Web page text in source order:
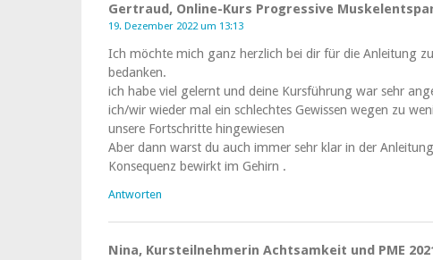
Gertraud, Online-Kurs Progressive
19. Dezember 2022 um 13:13
Ich möchte mich ganz herzlich bei dir für die Anleitung
bedanken.
ich habe viel gelernt und deine Kursführung war sehr
ich/wir wieder mal ein schlechtes Gewissen wegen zu
unsere Fortschritte hingewiesen
Aber dann warst du auch immer sehr klar in der
Konsequenz bewirkt im Gehirn .
Antworten
Nina, Kursteilnehmerin Achtsamkeit und PME